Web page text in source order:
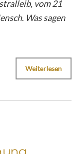
vom 21
Was sagen
Weiterlesen